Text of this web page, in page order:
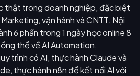
thật trong doanh nghiệp, đặc biệt
vận hành và CNTT. Nội
6 phần trong 1 ngày học online 8
thể về AI Automation,
trình có AI, thực hành Claude và
thực hành n8n để kết nối AI với